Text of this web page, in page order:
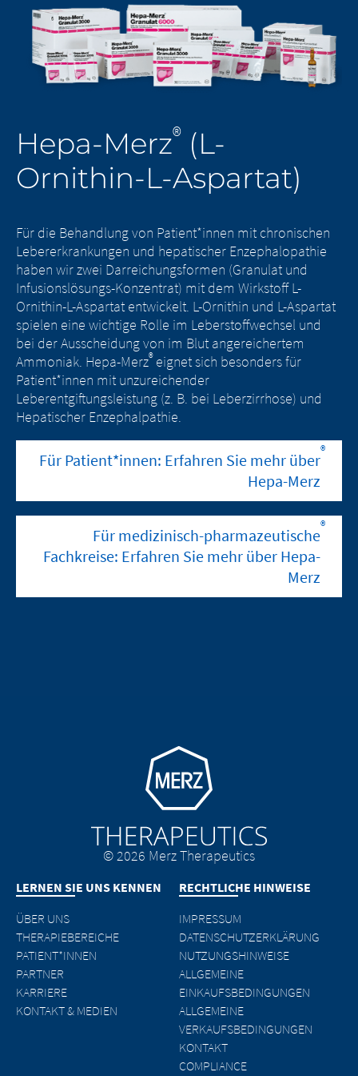
Hepa-Merz® (L-
Ornithin-L-Aspartat)
Für die Behandlung von Patient*innen mit chronischen
Lebererkrankungen und hepatischer Enzephalopathie
haben wir zwei Darreichungsformen (Granulat und
Infusionslösungs-Konzentrat) mit dem Wirkstoff L-
Ornithin-L-Aspartat entwickelt. L-Ornithin und L-Aspartat
spielen eine wichtige Rolle im Leberstoffwechsel und
bei der Ausscheidung von im Blut angereichertem
Ammoniak. Hepa-Merz®eignet sich besonders für
Patient*innen mit unzureichender
Leberentgiftungsleistung (z. B. bei Leberzirrhose) und
Hepatischer Enzephalpathie.
Für Patient*innen: Erfahren Sie mehr über
Hepa-Merz
®
Für medizinisch-pharmazeutische
Fachkreise: Erfahren Sie mehr über Hepa-
Merz
®
Go to homepage
© 2026 Merz Therapeutics
LERNEN SIE UNS KENNEN
ÜBER UNS
THERAPIEBEREICHE
PATIENT*INNEN
PARTNER
KARRIERE
KONTAKT & MEDIEN
RECHTLICHE HINWEISE
IMPRESSUM
DATENSCHUTZERKLÄRUNG
NUTZUNGSHINWEISE
ALLGEMEINE
EINKAUFSBEDINGUNGEN
ALLGEMEINE
VERKAUFSBEDINGUNGEN
KONTAKT
COMPLIANCE